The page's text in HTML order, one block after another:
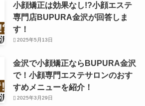
小顔矯正は効果なし!?小顔エステ
専門店BUPURA金沢が回答しま
す！
2025年5月13日
金沢で小顔矯正ならBUPURA金沢
で！小顔専門エステサロンのおす
すめメニューを紹介！
2025年3月29日